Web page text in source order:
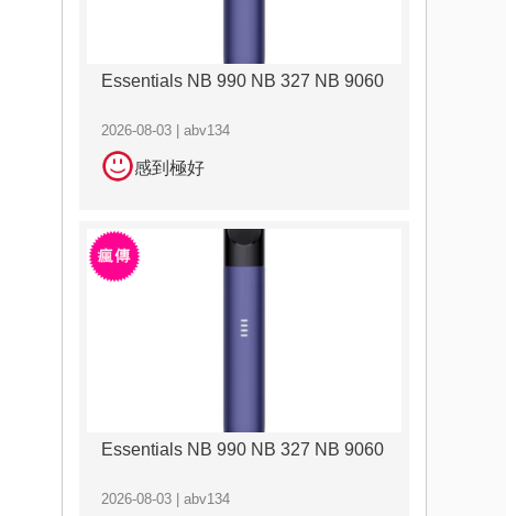
Essentials NB 990 NB 327 NB 9060
2026-08-03 | abv134
感到極好
Essentials NB 990 NB 327 NB 9060
2026-08-03 | abv134